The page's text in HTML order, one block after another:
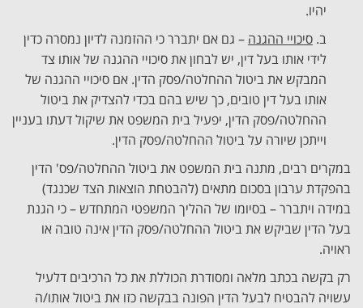
יהיו.
ב. סיכויי ההגנה – גם אם יתברר כי ההזמנה לדיון נמסרה כדין
לידי אותו בעל דין, יש לבחון את סיכויי ההגנה של אותו צד
המבקש את ביטול ההחלטה/פסק הדין. אם סיכויי ההגנה של
אותו בעל דין טובים, כך שיש בהם בכדי להצדיק את ביטול
ההחלטה/פסק הדין, יפעיל בית המשפט את שיקול דעתו בעניין
וייתכן שיורה על ביטול ההחלטה/פסק הדין.
במקרים רבים, מתנה בית המשפט את ביטול ההחלטה/פס' הדין
בהפקדת ערבון בסכום מתאים (להבטחת הוצאות הצד שכנגד)
במידה ויתברר – בסיומו של ההליך המשפטי המתחדש – כי הגנת
בעל הדין שביקש את ביטול ההחלטה/פסק הדין אינה טובה או
ראויה.
רק בקשה בכתב מלאה ומסודרת הכוללת את כל הרכיבים דלעיל
עשויה להבטיח לבעל הדין הפונה בבקשה כזו את ביטול אותו/ה